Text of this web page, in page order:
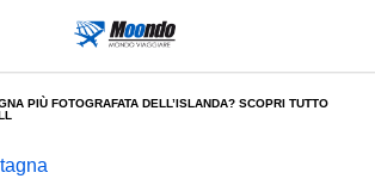
PIÙ FOTOGRAFATA DELL’ISLANDA? SCOPRI TUTTO